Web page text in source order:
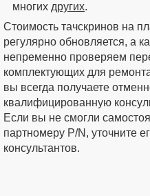
многих других.
Стоимость тачскринов на
регулярно обновляется, а
непременно проверяем
комплектующих для
вы всегда получаете
квалифицированную
Если вы не смогли
партномеру P/N, уточните
консультантов.